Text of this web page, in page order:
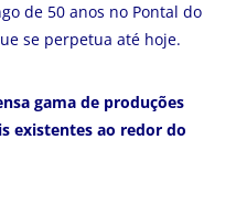
de 50 anos no Pontal do
se perpetua até hoje.
gama de produções
existentes ao redor do